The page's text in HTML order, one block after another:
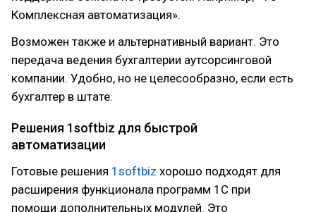
Комплексная автоматизация».
Возможен также и альтернативный вариант. Это
передача ведения бухгалтерии аутсорсинговой
компании. Удобно, но не целесообразно, если есть
бухгалтер в штате.
Решения 1softbiz для быстрой
автоматизации
Готовые решения 1softbiz хорошо подходят для
расширения функционала программ 1С при
помощи дополнительных модулей. Это